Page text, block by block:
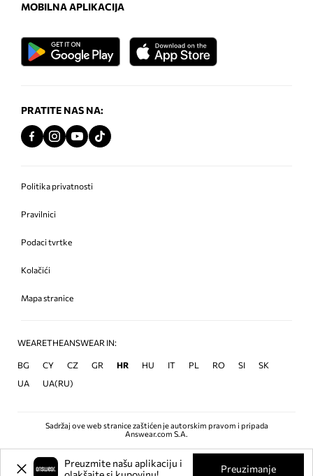
MOBILNA APLIKACIJA
PRATITE NAS NA:
Politika privatnosti
Pravilnici
Podaci tvrtke
Kolačići
Mapa stranice
WEARETHEANSWEAR IN:
BG CY CZ GR HR HU IT PL RO SI
SK
UA
UA(RU)
Sadržaj ove web stranice zaštićen je autorskim pravom i pripada
Answear.com S.A.
Preuzmite našu aplikaciju i
Preuzimanje